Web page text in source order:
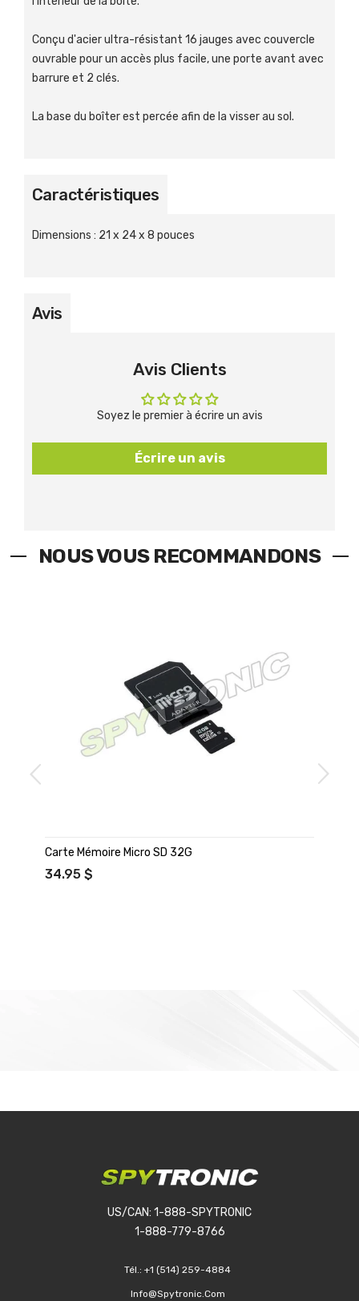
Conçu d'acier ultra-résistant 16 jauges avec couvercle
ouvrable pour un accès plus facile, une porte avant avec
barrure et 2 clés.
La base du boîter est percée afin de la visser au sol.
Caractéristiques
Dimensions : 21 x 24 x 8 pouces
Avis
Avis Clients
Soyez le premier à écrire un avis
Écrire un avis
NOUS VOUS RECOMMANDONS
Carte Mémoire Micro SD 32G
34.95 $
US/CAN: 1-888-SPYTRONIC
1-888-779-8766
Tél.: +1 (514) 259-4884
Info@spytronic.com